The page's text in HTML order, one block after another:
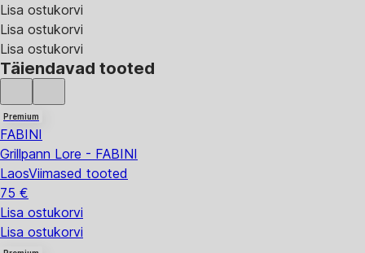
Lisa ostukorvi
Lisa ostukorvi
Lisa ostukorvi
Täiendavad tooted
Premium
FABINI
Grillpann Lore - FABINI
LaosViimased tooted
75 €
Lisa ostukorvi
Lisa ostukorvi